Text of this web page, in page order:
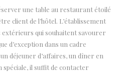
une table au restaurant étoilé
client de l’hôtel. L’établissement
extérieurs qui souhaitent savourer
d’exception dans un cadre
déjeuner d’affaires, un dîner en
il suffit de contacter